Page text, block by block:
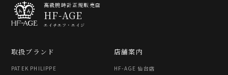
高級腕時計正規販売店
HF-AGE
エイチエフ・エイジ
取扱ブランド
PATEK PHILIPPE
店舗案内
HF-AGE 仙台店